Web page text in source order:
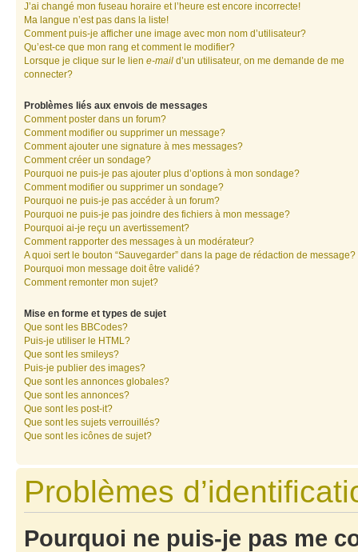
J’ai changé mon fuseau horaire et l’heure est encore incorrecte!
Ma langue n’est pas dans la liste!
Comment puis-je afficher une image avec mon nom d’utilisateur?
Qu’est-ce que mon rang et comment le modifier?
Lorsque je clique sur le lien e-mail d’un utilisateur, on me demande de me
connecter?
Problèmes liés aux envois de messages
Comment poster dans un forum?
Comment modifier ou supprimer un message?
Comment ajouter une signature à mes messages?
Comment créer un sondage?
Pourquoi ne puis-je pas ajouter plus d’options à mon sondage?
Comment modifier ou supprimer un sondage?
Pourquoi ne puis-je pas accéder à un forum?
Pourquoi ne puis-je pas joindre des fichiers à mon message?
Pourquoi ai-je reçu un avertissement?
Comment rapporter des messages à un modérateur?
A quoi sert le bouton “Sauvegarder” dans la page de rédaction de message?
Pourquoi mon message doit être validé?
Comment remonter mon sujet?
Mise en forme et types de sujet
Que sont les BBCodes?
Puis-je utiliser le HTML?
Que sont les smileys?
Puis-je publier des images?
Que sont les annonces globales?
Que sont les annonces?
Que sont les post-it?
Que sont les sujets verrouillés?
Que sont les icônes de sujet?
Problèmes
Pourquoi ne puis-je pas me